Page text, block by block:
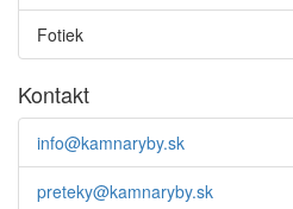
Fotiek
Kontakt
info@kamnaryby.sk
preteky@kamnaryby.sk